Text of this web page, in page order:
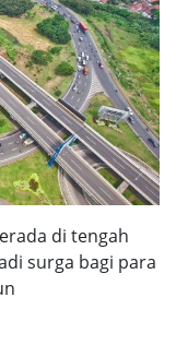
di tengah
surga bagi para